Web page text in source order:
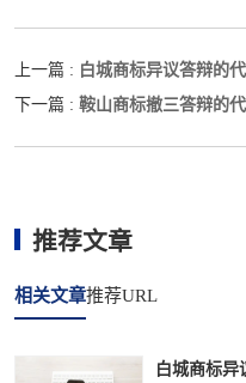
上一篇 : 白城商标异议答辩的
下一篇 : 鞍山商标撤三答辩的
推荐文章
相关文章推荐URL
白城商标异